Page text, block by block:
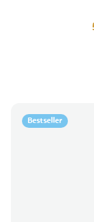
Bestseller